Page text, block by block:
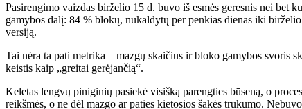
Pasirengimo vaizdas birželio 15 d. buvo iš esmės geresnis nei bet
gamybos dalį: 84 % blokų, nukaldytų per penkias dienas iki
versiją.
Tai nėra ta pati metrika – mazgų skaičius ir bloko gamybos svoris
keistis kaip „greitai gerėjančią“.
Keletas lengvų piniginių pasiekė visišką parengties būseną, o
reikšmės, o ne dėl mazgo ar paties kietosios šakės trūkumo.